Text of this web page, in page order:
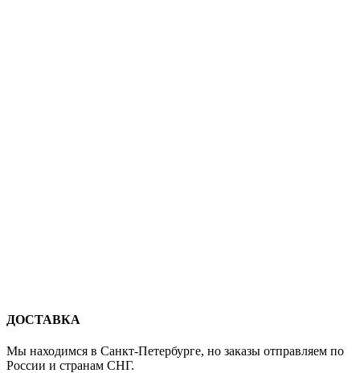
ДОСТАВКА
Мы находимся в Санкт-Петербурге, но заказы отправляем по
России и странам СНГ.